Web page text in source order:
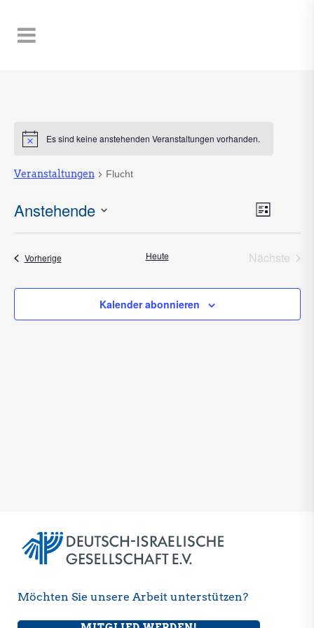
HinweisEs sind keine anstehenden Veranstaltungen vorhanden.
Veranstaltungen Flucht
Liste
Anstehende
VorherigeVeranstaltungen Heute
Nächste
Kalender abonnieren
Möchten Sie unsere Arbeit unterstützen?